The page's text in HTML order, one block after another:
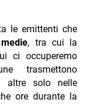
le emittenti che
, tra cui la
ci occuperemo
trasmettono
altre solo nelle
ore durante la